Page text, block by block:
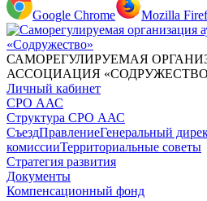
Google Chrome Mozilla
САМОРЕГУЛИРУЕМАЯ
АССОЦИАЦИЯ
Личный кабинет
СРО ААС
Структура СРО ААС
СъездПравлениеГенеральный
комиссииТерриториальные советы
Стратегия развития
Документы
Компенсационный фонд